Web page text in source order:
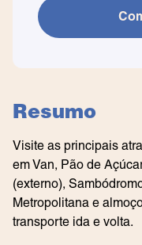
Resumo
Visite as principais
em Van, Pão de
(externo),
Metropolitana e
transporte ida e volta.